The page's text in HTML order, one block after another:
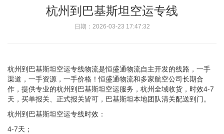
杭州到巴基斯坦空运专线
日期：2026-03-23 17:47:32
杭州到巴基斯坦空运专线物流是恒盛通物流自主开发的线路，一手
渠道，一手资源，一手价格！恒盛通物流和多家航空公司长期合
作，提供专业的杭州到巴基斯坦空运服务，杭州全域收货，时效4-7
天，买单报关、正式报关皆可，巴基斯坦本地团队清关配送到门。
杭州到巴基斯坦空运专线时效：
4-7天；